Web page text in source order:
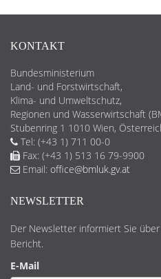
KONTAKT
Bundesministerium
Land- und Forstwirtschaft,
Klima- und Umweltschutz,
Regionen und Wasserwirtschaft
Stubenring 1 1010 Wien,
Tel: (+43 1) 711 00-0
Fax: (+43 1) 513 16 79-9900
Email: office@bmluk.gv.at
NEWSLETTER
Der Newsletter informiert Sie
Bericht.
E-Mail